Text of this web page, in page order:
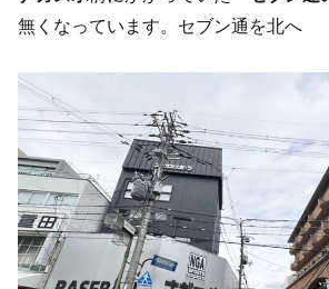
無くなっています。セブン通を北へ